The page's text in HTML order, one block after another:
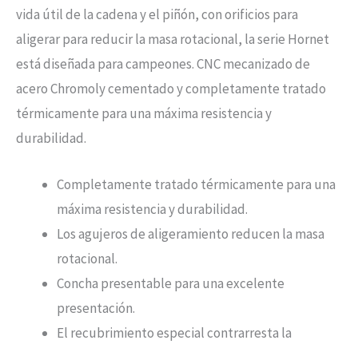
vida útil de la cadena y el piñón, con orificios para
aligerar para reducir la masa rotacional, la serie Hornet
está diseñada para campeones. CNC mecanizado de
acero Chromoly cementado y completamente tratado
térmicamente para una máxima resistencia y
durabilidad.
Completamente tratado térmicamente para una
máxima resistencia y durabilidad.
Los agujeros de aligeramiento reducen la masa
rotacional.
Concha presentable para una excelente
presentación.
El recubrimiento especial contrarresta la